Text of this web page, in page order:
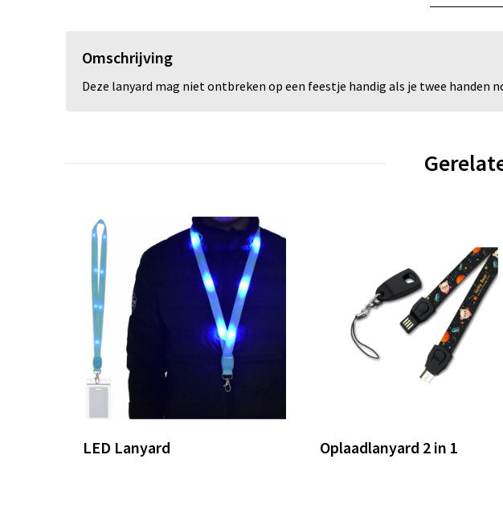
Omschrijving
Deze lanyard mag niet ontbreken op een feestje handig als je twee handen
LED Lanyard Oplaadlanyard 2 in 1